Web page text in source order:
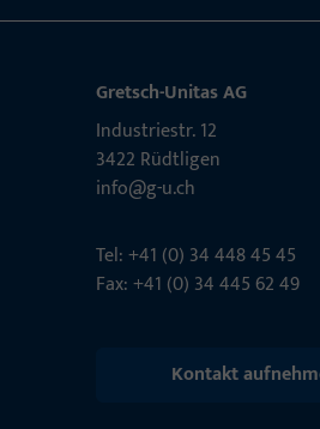
Gretsch-Unitas AG
Indu­s­triestr. 12
3422 Rüdt­ligen
info@g-u.ch
Tel: +41 (0) 34 448 45 45
Fax: +41 (0) 34 445 62 49
Kontakt